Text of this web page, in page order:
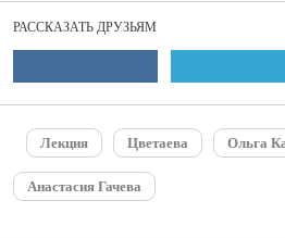
РАССКАЗАТЬ ДРУЗЬЯМ
Лекция Цветаева Ольга
Анастасия Гачева